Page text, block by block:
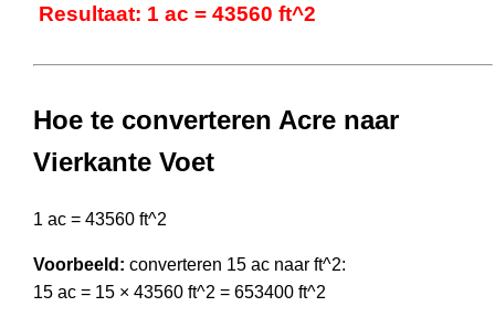
Resultaat: 1 ac = 43560 ft^2
Hoe te converteren Acre naar
Vierkante Voet
1 ac = 43560 ft^2
Voorbeeld: converteren 15 ac naar ft^2:
15 ac = 15 × 43560 ft^2 = 653400 ft^2